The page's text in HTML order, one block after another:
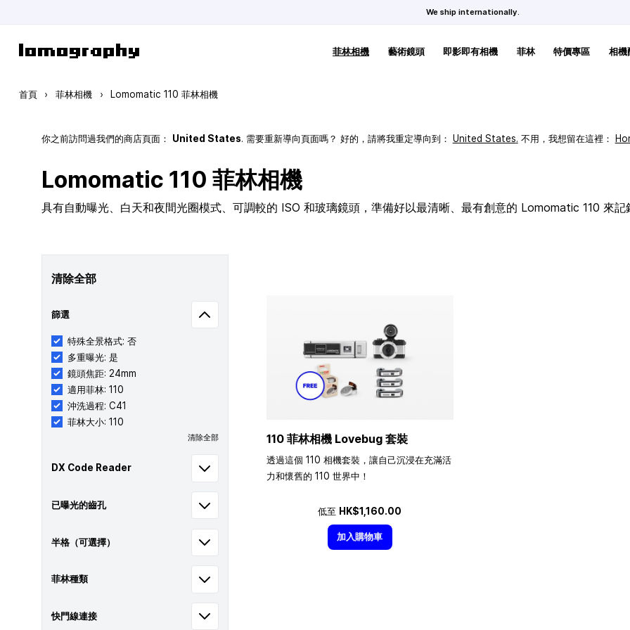
We ship internationally.
菲林相機 藝術鏡頭 即影即有相機 菲林 特價專區 相機
首頁 › 菲林相機 › Lomomatic 110 菲林相機
你之前訪問過我們的商店頁面： United States. 需要重新導向頁面嗎？ 好的，請將我重定導向到： United States. 不用，我想留在這裡：
Lomomatic 110 菲林相機
具有自動曝光、白天和夜間光圈模式、可調較的 ISO 和玻璃鏡頭，準備好以最清晰、最有創意的 Lomomatic 110 來記
清除全部
篩選
特殊全景格式: 否
多重曝光: 是
鏡頭焦距: 24mm
適用菲林: 110
沖洗過程: C41
菲林大小: 110
清除全部
DX Code Reader
已曝光的齒孔
半格（可選擇）
菲林種類
快門線連接
110 菲林相機 Lovebug 套裝
透過這個 110 相機套裝，讓自己沉浸在充滿活
力和懷舊的 110 世界中！
低至 HK$1,160.00
加入購物車